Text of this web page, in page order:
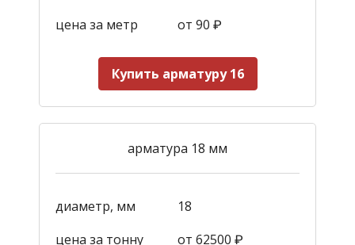
цена за метр от 90 ₽
Купить арматуру 16
арматура 18 мм
диаметр, мм
18
цена за тонну
от 62500 ₽